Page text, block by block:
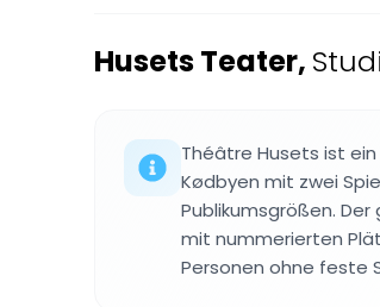
Husets Teater,
Théâtre Husets ist
Kødbyen mit zwei
Publikumsgrößen.
mit nummerierten
Personen ohne feste